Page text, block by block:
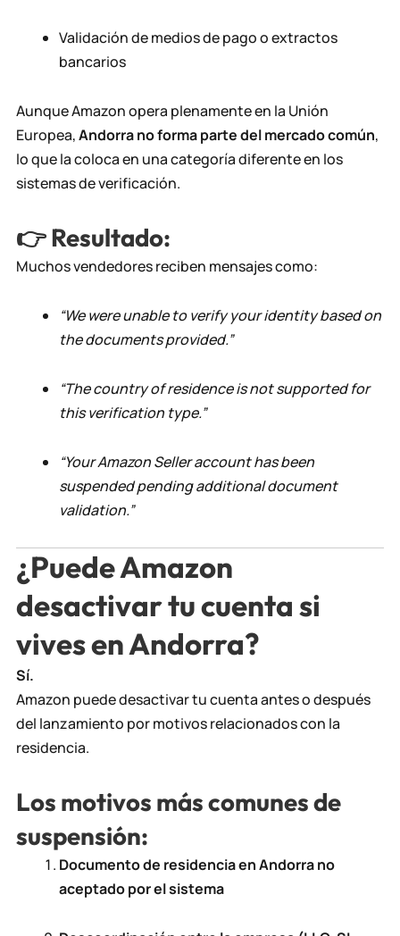
Validación de medios de pago o extractos
bancarios
Aunque Amazon opera plenamente en la Unión
Europea,Andorra no forma parte del mercado común,
lo que la coloca en una categoría diferente en los
sistemas de verificación.
👉 Resultado:
Muchos vendedores reciben mensajes como:
“We were unable to verify your identity based on
the documents provided.”
“The country of residence is not supported for
this verification type.”
“Your Amazon Seller account has been
suspended pending additional document
validation.”
¿Puede Amazon
desactivar tu cuenta si
vives en Andorra?
Sí.
Amazon puede desactivar tu cuenta antes o después
del lanzamiento por motivos relacionados con la
residencia.
Los motivos más comunes de
suspensión:
Documento de residencia en Andorra no
aceptado por el sistema